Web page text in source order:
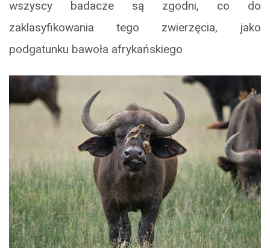
wszyscy badacze są zgodni, co do
zaklasyfikowania tego zwierzęcia, jako
podgatunku bawoła afrykańskiego